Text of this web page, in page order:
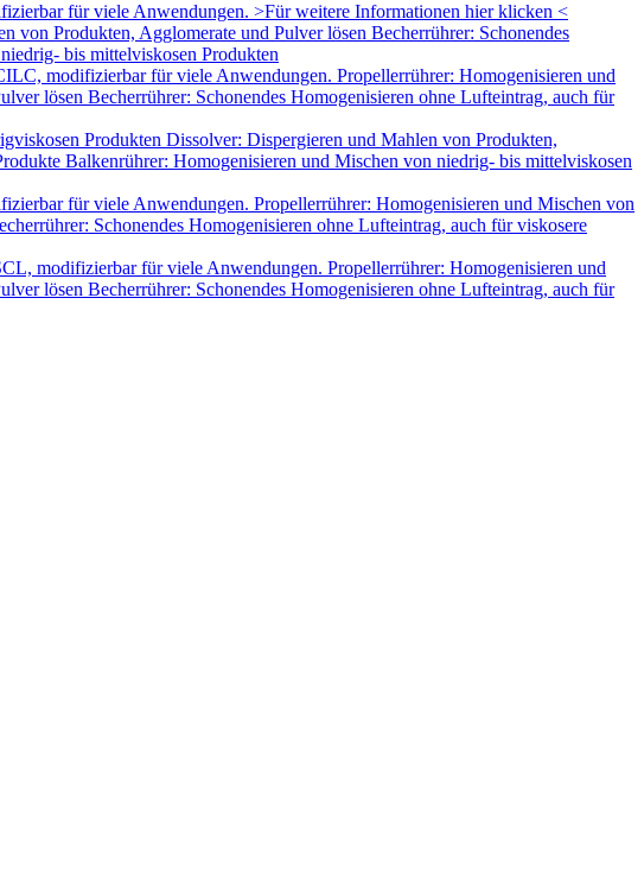
für viele Anwendungen. >Für weitere Informationen hier klicken <
Produkten, Agglomerate und Pulver lösen Becherrührer: Schonendes
bis mittelviskosen Produkten
modifizierbar für viele Anwendungen. Propellerrührer: Homogenisieren und
lösen Becherrührer: Schonendes Homogenisieren ohne Lufteintrag, auch für
Produkten Dissolver: Dispergieren und Mahlen von Produkten,
Balkenrührer: Homogenisieren und Mischen von niedrig- bis mittelviskosen
für viele Anwendungen. Propellerrührer: Homogenisieren und Mischen von
Schonendes Homogenisieren ohne Lufteintrag, auch für viskosere
modifizierbar für viele Anwendungen. Propellerrührer: Homogenisieren und
lösen Becherrührer: Schonendes Homogenisieren ohne Lufteintrag, auch für